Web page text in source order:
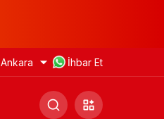
Ankara İhbar Et